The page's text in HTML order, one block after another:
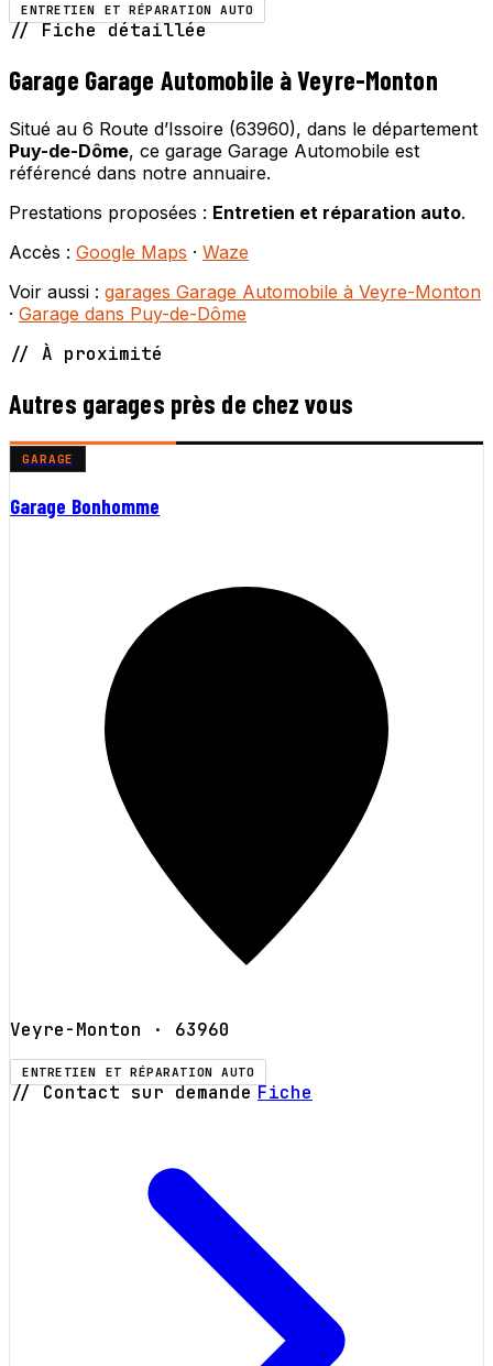
ENTRETIEN ET RÉPARATION AUTO
// Fiche détaillée
Garage Garage Automobile à Veyre-Monton
Situé au 6 Route d’Issoire (63960), dans le département
Puy-de-Dôme, ce garage Garage Automobile est
référencé dans notre annuaire.
Prestations proposées : Entretien et réparation auto.
Accès : Google Maps · Waze
Voir aussi : garages Garage Automobile à Veyre-Monton
· Garage dans Puy-de-Dôme
// À proximité
Autres garages près de chez vous
GARAGE
Garage Bonhomme
Veyre-Monton · 63960
ENTRETIEN ET RÉPARATION AUTO
// Contact sur demande Fiche